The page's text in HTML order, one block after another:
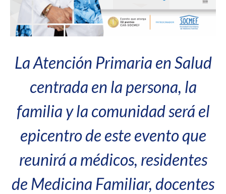
La Atención Primaria en Salud
centrada en la persona, la
familia y la comunidad será el
epicentro de este evento que
reunirá a médicos, residentes
de Medicina Familiar, docentes